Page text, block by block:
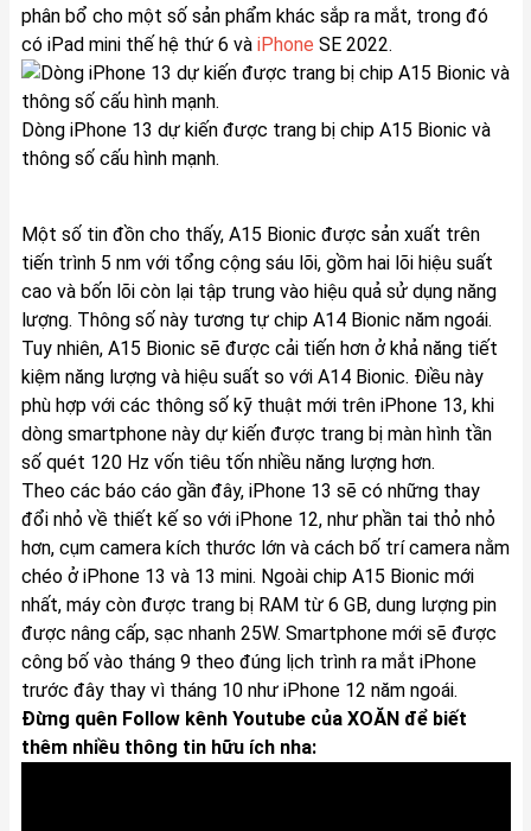
phân bổ cho một số sản phẩm khác sắp ra mắt, trong đó
có iPad mini thế hệ thứ 6 và iPhone SE 2022.
Dòng iPhone 13 dự kiến được trang bị chip A15 Bionic và
thông số cấu hình mạnh.
Một số tin đồn cho thấy, A15 Bionic được sản xuất trên
tiến trình 5 nm với tổng cộng sáu lõi, gồm hai lõi hiệu suất
cao và bốn lõi còn lại tập trung vào hiệu quả sử dụng năng
lượng. Thông số này tương tự chip A14 Bionic năm ngoái.
Tuy nhiên, A15 Bionic sẽ được cải tiến hơn ở khả năng tiết
kiệm năng lượng và hiệu suất so với A14 Bionic. Điều này
phù hợp với các thông số kỹ thuật mới trên iPhone 13, khi
dòng smartphone này dự kiến được trang bị màn hình tần
số quét 120 Hz vốn tiêu tốn nhiều năng lượng hơn.
Theo các báo cáo gần đây, iPhone 13 sẽ có những thay
đổi nhỏ về thiết kế so với iPhone 12, như phần tai thỏ nhỏ
hơn, cụm camera kích thước lớn và cách bố trí camera nằm
chéo ở iPhone 13 và 13 mini. Ngoài chip A15 Bionic mới
nhất, máy còn được trang bị RAM từ 6 GB, dung lượng pin
được nâng cấp, sạc nhanh 25W. Smartphone mới sẽ được
công bố vào tháng 9 theo đúng lịch trình ra mắt iPhone
trước đây thay vì tháng 10 như iPhone 12 năm ngoái.
Đừng quên Follow kênh Youtube của XOĂN để biết
thêm nhiều thông tin hữu ích nha: